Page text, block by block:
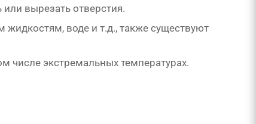
вырезать отверстия.
воде и т.д., также существуют
числе экстремальных температурах.